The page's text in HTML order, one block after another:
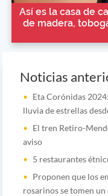
Así es la casa de
de madera,
Noticias
Eta Corónidas
lluvia de estrellas
El tren Retiro-
aviso
5 restaurantes
Proponen que los
rosarinos se tomen